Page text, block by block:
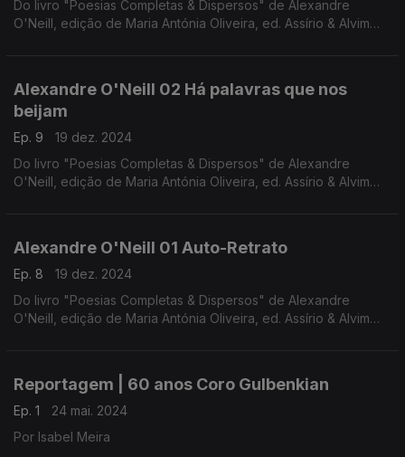
Do livro "Poesias Completas & Dispersos" de Alexandre
O'Neill, edição de Maria Antónia Oliveira, ed. Assírio & Alvim
Alexandre O'Neill 02 Há palavras que nos
beijam
Ep. 9
19 dez. 2024
Do livro "Poesias Completas & Dispersos" de Alexandre
O'Neill, edição de Maria Antónia Oliveira, ed. Assírio & Alvim
Alexandre O'Neill 01 Auto-Retrato
Ep. 8
19 dez. 2024
Do livro "Poesias Completas & Dispersos" de Alexandre
O'Neill, edição de Maria Antónia Oliveira, ed. Assírio & Alvim
Reportagem | 60 anos Coro Gulbenkian
Ep. 1
24 mai. 2024
Por Isabel Meira